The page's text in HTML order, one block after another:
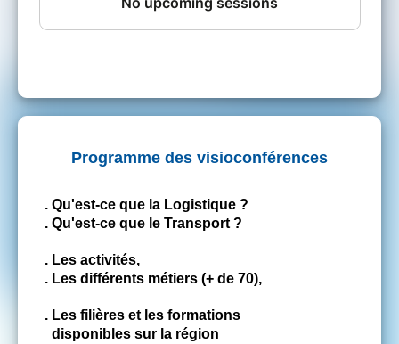
Programme des visioconférences
. Qu'est-ce que la Logistique ?
. Qu'est-ce que le Transport ?
. Les activités,
. Les différents métiers (+ de 70),
. Les filières et les formations
disponibles sur la région